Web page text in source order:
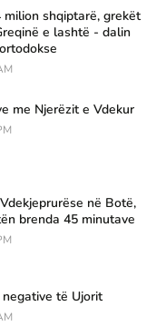
milion shqiptarë, grekët
e lashtë - dalin
me Njerëzit e Vdekur
në Botë,
brenda 45 minutave
të Ujorit